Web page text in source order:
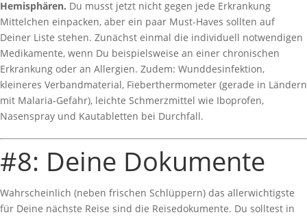
Hemisphären. Du musst jetzt nicht gegen jede Erkrankung
Mittelchen einpacken, aber ein paar Must-Haves sollten auf
Deiner Liste stehen. Zunächst einmal die individuell notwendigen
Medikamente, wenn Du beispielsweise an einer chronischen
Erkrankung oder an Allergien. Zudem: Wunddesinfektion,
kleineres Verbandmaterial, Fieberthermometer (gerade in Ländern
mit Malaria-Gefahr), leichte Schmerzmittel wie Iboprofen,
Nasenspray und Kautabletten bei Durchfall.
#8: Deine Dokumente
Wahrscheinlich (neben frischen Schlüppern) das allerwichtigste
für Deine nächste Reise sind die Reisedokumente. Du solltest in